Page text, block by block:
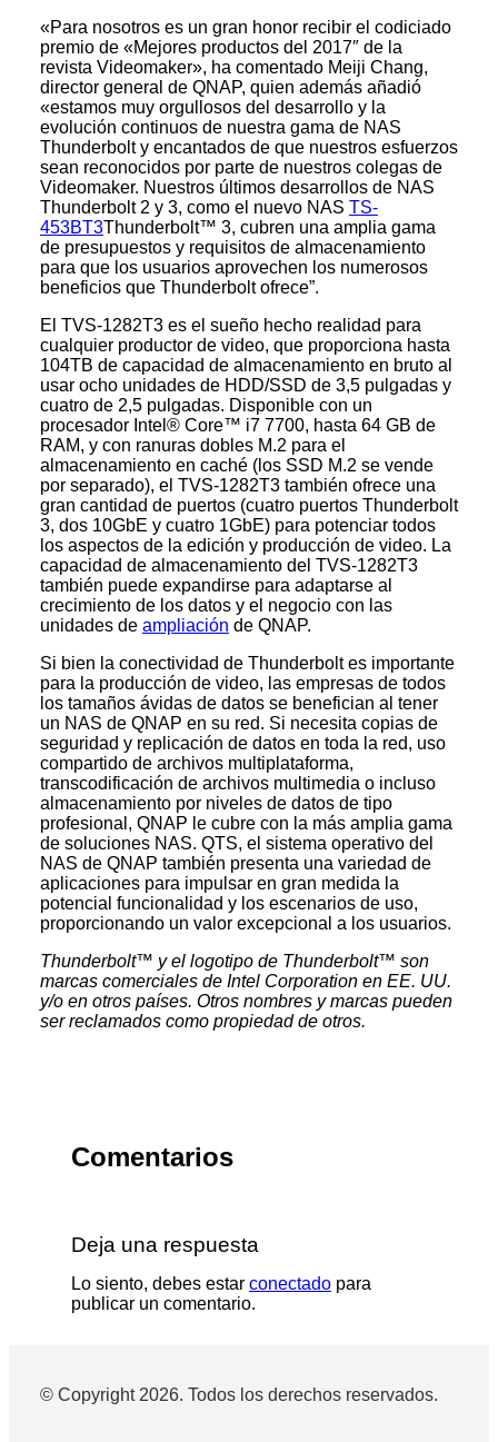
«Para nosotros es un gran honor recibir el codiciado
premio de «Mejores productos del 2017″ de la
revista Videomaker», ha comentado Meiji Chang,
director general de QNAP, quien además añadió
«estamos muy orgullosos del desarrollo y la
evolución continuos de nuestra gama de NAS
Thunderbolt y encantados de que nuestros esfuerzos
sean reconocidos por parte de nuestros colegas de
Videomaker. Nuestros últimos desarrollos de NAS
Thunderbolt 2 y 3, como el nuevo NAS TS-
453BT3Thunderbolt™ 3, cubren una amplia gama
de presupuestos y requisitos de almacenamiento
para que los usuarios aprovechen los numerosos
beneficios que Thunderbolt ofrece”.
El TVS-1282T3 es el sueño hecho realidad para
cualquier productor de video, que proporciona hasta
104TB de capacidad de almacenamiento en bruto al
usar ocho unidades de HDD/SSD de 3,5 pulgadas y
cuatro de 2,5 pulgadas. Disponible con un
procesador Intel® Core™ i7 7700, hasta 64 GB de
RAM, y con ranuras dobles M.2 para el
almacenamiento en caché (los SSD M.2 se vende
por separado), el TVS-1282T3 también ofrece una
gran cantidad de puertos (cuatro puertos Thunderbolt
3, dos 10GbE y cuatro 1GbE) para potenciar todos
los aspectos de la edición y producción de video. La
capacidad de almacenamiento del TVS-1282T3
también puede expandirse para adaptarse al
crecimiento de los datos y el negocio con las
unidades de ampliación de QNAP.
Si bien la conectividad de Thunderbolt es importante
para la producción de video, las empresas de todos
los tamaños ávidas de datos se benefician al tener
un NAS de QNAP en su red. Si necesita copias de
seguridad y replicación de datos en toda la red, uso
compartido de archivos multiplataforma,
transcodificación de archivos multimedia o incluso
almacenamiento por niveles de datos de tipo
profesional, QNAP le cubre con la más amplia gama
de soluciones NAS. QTS, el sistema operativo del
NAS de QNAP también presenta una variedad de
aplicaciones para impulsar en gran medida la
potencial funcionalidad y los escenarios de uso,
proporcionando un valor excepcional a los usuarios.
Thunderbolt™ y el logotipo de Thunderbolt™ son
marcas comerciales de Intel Corporation en EE. UU.
y/o en otros países. Otros nombres y marcas pueden
ser reclamados como propiedad de otros.
Comentarios
Deja una respuesta
Lo siento, debes estar conectado para
publicar un comentario.
© Copyright 2026. Todos los derechos reservados.